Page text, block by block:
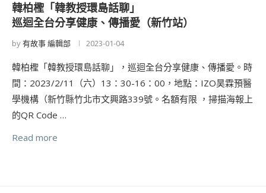
韓柏檉「韓教授環島話聊」
巡迴全台分享健康、傳播愛（新竹站）
by有故事 編輯部 2023-01-04
韓柏檉「韓教授環島話聊」，巡迴全台分享健康、傳播愛。時
間：2023/2/11（六）13：30-16：00，地點：IZO昊霖預醫
學機構（新竹縣竹北市文興路339號。名額有限 ，掃描海報上
的QR Code …
Read more